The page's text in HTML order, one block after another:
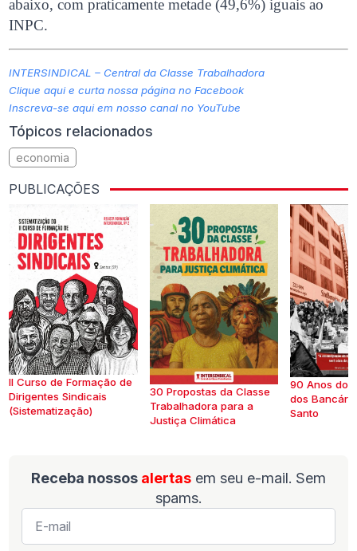
abaixo, com praticamente metade (49,6%) iguais ao
INPC.
INTERSINDICAL – Central da Classe Trabalhadora
Clique aqui e curta nossa página no Facebook
Inscreva-se aqui em nosso canal no YouTube
Tópicos relacionados
economia
PUBLICAÇÕES
II Curso de Formação de
Dirigentes Sindicais
(Sistematização)
30 Propostas da Classe
Trabalhadora para a
Justiça Climática
90 Anos do
dos
Santo
Receba nossos alertas em seu e-mail. Sem
spams.
E-
mail